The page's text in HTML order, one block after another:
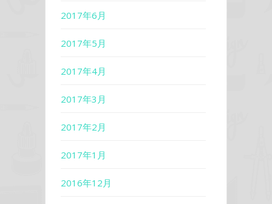
2017年6月
2017年5月
2017年4月
2017年3月
2017年2月
2017年1月
2016年12月